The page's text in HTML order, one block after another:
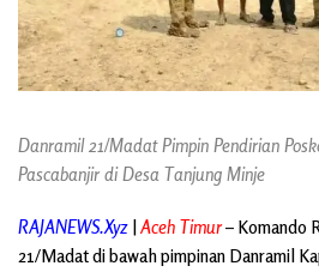
Danramil 21/Madat Pimpin Pendirian
Pascabanjir di Desa Tanjung Minje
RAJANEWS.Xyz |Aceh Timur– Komando
21/Madat di bawah pimpinan Danramil